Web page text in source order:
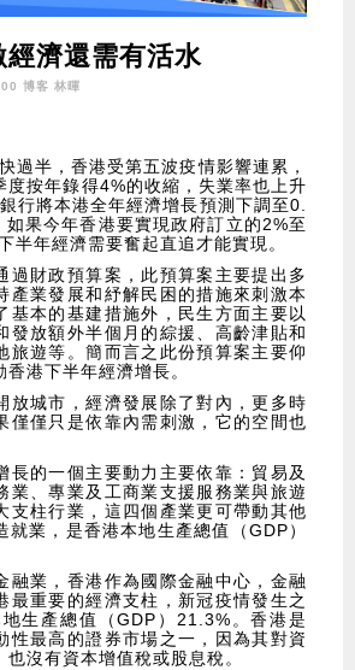
經濟還需有活水
博客 林暉
過半，香港受第五波疫情影響連累，
度按年錄得4%的收縮，失業率也上升
行將本港全年經濟增長預測下調至0.
果今年香港要實現政府訂立的2%至
半年經濟需要奮起直追才能實現。
過財政預算案，此預算案主要提出多
產業發展和紓解民困的措施來刺激本
基本的基建措施外，民生方面主要以
發放額外半個月的綜援、高齡津貼和
旅遊等。簡而言之此份預算案主要仰
港下半年經濟增長。
放城市，經濟發展除了對內，更多時
僅僅只是依靠內需刺激，它的空間也
長的一個主要動力主要依靠：貿易及
業、專業及工商業支援服務業與旅遊
支柱行業，這四個產業更可帶動其他
就業，是香港本地生產總值（GDP）
融業，香港作為國際金融中心，金融
最重要的經濟支柱，新冠疫情發生之
生產總值（GDP）21.3%。香港是
性最高的證券市場之一，因為其對資
沒有資本增值稅或股息稅。